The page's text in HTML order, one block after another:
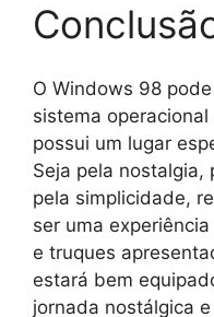
O Windows 98
sistema
possui um lugar
Seja pela nostalgia,
pela simplicidade,
ser uma
e truques
estará bem
jornada nostálgica